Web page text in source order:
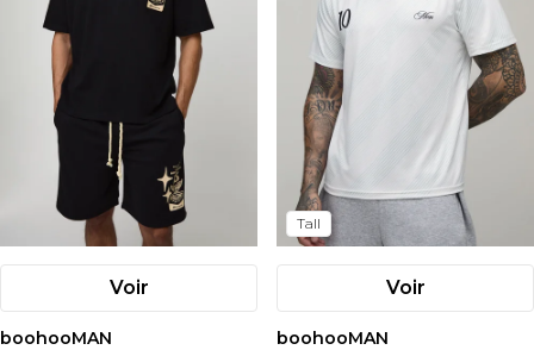
Voir
boohooMAN
Tall
Voir
boohooMAN